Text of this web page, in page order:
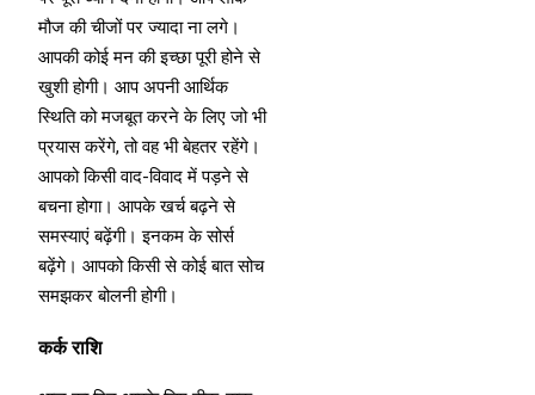
मौज की चीजों पर ज्यादा ना लगे।
आपकी कोई मन की इच्छा पूरी होने से
खुशी होगी। आप अपनी आर्थिक
स्थिति को मजबूत करने के लिए जो भी
प्रयास करेंगे, तो वह भी बेहतर रहेंगे।
आपको किसी वाद-विवाद में पड़ने से
बचना होगा। आपके खर्च बढ़ने से
समस्याएं बढ़ेंगी। इनकम के सोर्स
बढ़ेंगे। आपको किसी से कोई बात सोच
समझकर बोलनी होगी।
कर्क राशि